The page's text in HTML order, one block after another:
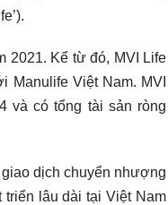
2021. Kể từ đó, MVI Life
Manulife Việt Nam. MVI
và có tổng tài sản ròng
dịch chuyển nhượng
lâu dài tại Việt Nam